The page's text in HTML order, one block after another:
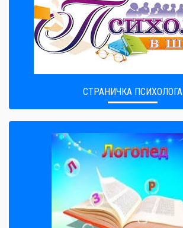
СТРАНИЧКА ПСИХОЛОГА